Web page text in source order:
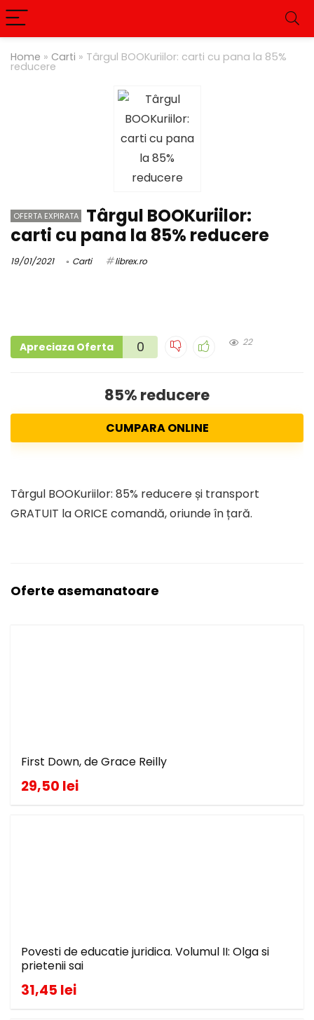
Home » Carti » Târgul BOOKuriilor: carti cu pana la 85%
reducere
OFERTA EXPIRATA
Târgul BOOKuriilor:
carti cu pana la 85% reducere
19/01/2021 Carti librex.ro
Apreciaza Oferta 0 22
85% reducere
CUMPARA ONLINE
Târgul BOOKuriilor: 85% reducere și transport
GRATUIT la ORICE comandă, oriunde în țară.
Oferte asemanatoare
First Down, de Grace Reilly
29,50 lei
Povesti de educatie juridica. Volumul II: Olga si
prietenii sai
31,45 lei